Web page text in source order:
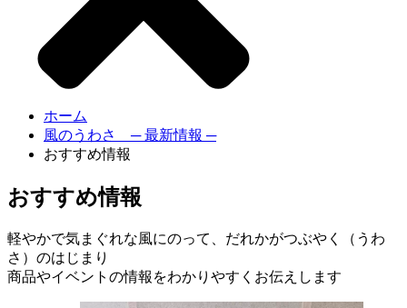
ホーム
風のうわさ ─ 最新情報 ─
おすすめ情報
おすすめ情報
軽やかで気まぐれな風にのって、だれかがつぶやく（うわ
さ）のはじまり
商品やイベントの情報をわかりやすくお伝えします